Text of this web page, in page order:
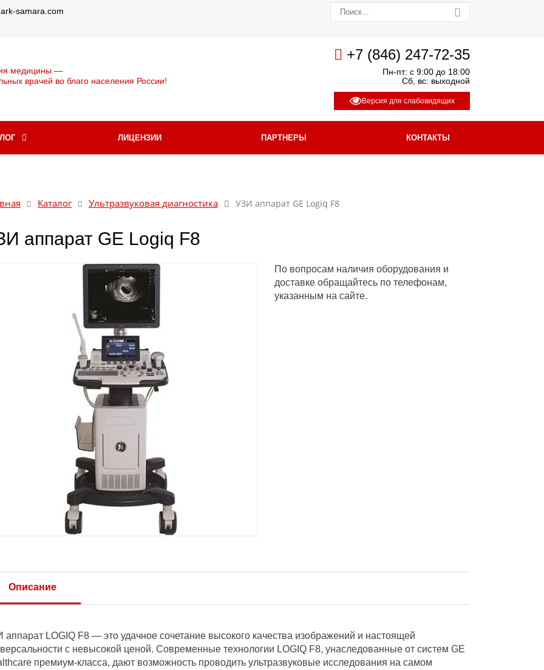
samara.com
+7 (846) 247-72-35
Пн-пт: с 9:00 до 18:00
Сб, вс: выходной
Версия для слабовидящих
медицины —
врачей во благо населения России!
ЛИЦЕНЗИИ ПАРТНЕРЫ КОНТАКТЫ
Каталог Ультразвуковая диагностика УЗИ аппарат GE Logiq F8
аппарат GE Logiq F8
По вопросам наличия оборудования и
доставке обращайтесь по телефонам,
указанным на сайте.
Описание
аппарат LOGIQ F8 — это удачное сочетание высокого качества изображений и настоящей
с невысокой ценой. Современные технологии LOGIQ F8, унаследованные от систем GE
премиум-класса, дают возможность проводить ультразвуковые исследования на самом